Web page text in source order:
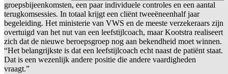
groepsbijeenkomsten, een paar individuele controles en een aantal
terugkomsessies. In totaal krijgt een cliënt tweeëneenhalf jaar
begeleiding. Het ministerie van VWS en de meeste verzekeraars zijn
overtuigd van het nut van een leefstijlcoach, maar Kootstra realiseert
zich dat de nieuwe beroepsgroep nog aan bekendheid moet winnen.
“Het belangrijkste is dat een leefstijlcoach echt naast de patiënt staat.
Dat is een wezenlijk andere positie die andere vaardigheden
vraagt.”